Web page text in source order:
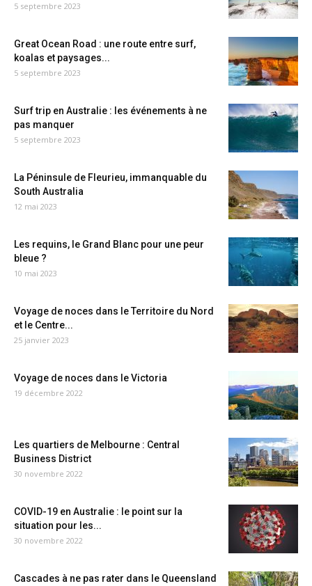
5 septembre 2023
Great Ocean Road : une route entre surf,
koalas et paysages...
5 septembre 2023
Surf trip en Australie : les événements à ne
pas manquer
5 septembre 2023
La Péninsule de Fleurieu, immanquable du
South Australia
12 mai 2023
Les requins, le Grand Blanc pour une peur
bleue ?
10 mai 2023
Voyage de noces dans le Territoire du Nord
et le Centre...
25 janvier 2023
Voyage de noces dans le Victoria
19 décembre 2022
Les quartiers de Melbourne : Central
Business District
30 novembre 2022
COVID-19 en Australie : le point sur la
situation pour les...
30 novembre 2022
Cascades à ne pas rater dans le Queensland